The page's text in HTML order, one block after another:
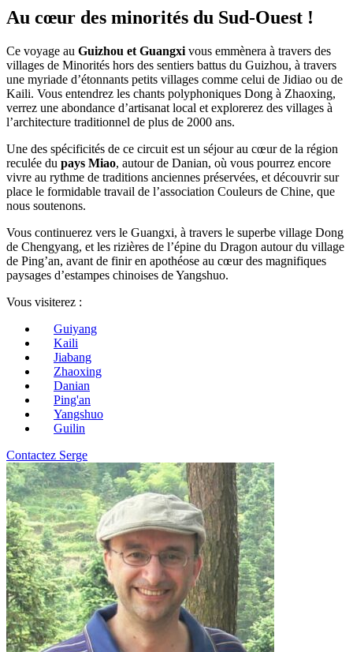
Au cœur des minorités du Sud-Ouest !
Ce voyage au Guizhou et Guangxi vous emmènera à travers des
villages de Minorités hors des sentiers battus du Guizhou, à travers
une myriade d’étonnants petits villages comme celui de Jidiao ou de
Kaili. Vous entendrez les chants polyphoniques Dong à Zhaoxing,
verrez une abondance d’artisanat local et explorerez des villages à
l’architecture traditionnel de plus de 2000 ans.
Une des spécificités de ce circuit est un séjour au cœur de la région
reculée du pays Miao, autour de Danian, où vous pourrez encore
vivre au rythme de traditions anciennes préservées, et découvrir sur
place le formidable travail de l’association Couleurs de Chine, que
nous soutenons.
Vous continuerez vers le Guangxi, à travers le superbe village Dong
de Chengyang, et les rizières de l’épine du Dragon autour du village
de Ping’an, avant de finir en apothéose au cœur des magnifiques
paysages d’estampes chinoises de Yangshuo.
Vous visiterez :
Guiyang
Kaili
Jiabang
Zhaoxing
Danian
Ping'an
Yangshuo
Guilin
Contactez Serge